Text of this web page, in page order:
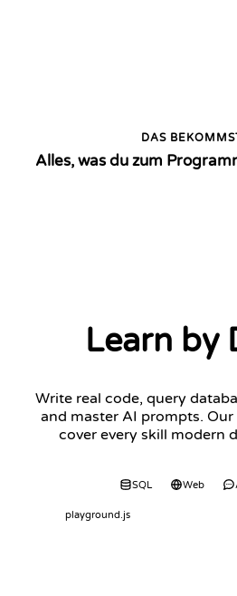
DAS
Alles, was du zum
Learn by
Write real code, query
and master AI prompts.
cover every skill modern
SQL Web
playground.js